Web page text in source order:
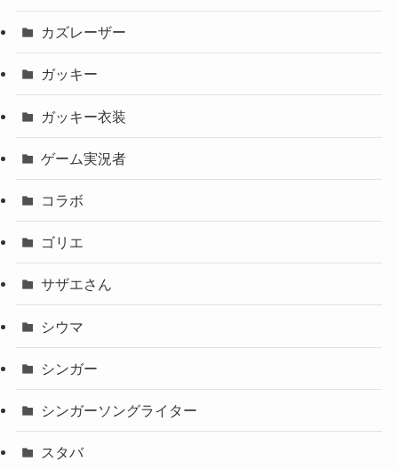
カズレーザー
ガッキー
ガッキー衣装
ゲーム実況者
コラボ
ゴリエ
サザエさん
シウマ
シンガー
シンガーソングライター
スタバ